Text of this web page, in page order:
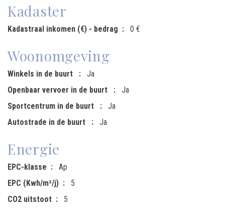
Kadaster
Kadastraal inkomen (€) - bedrag 0 €
Woonomgeving
Winkels in de buurt
Ja
Openbaar vervoer in de buurt
Ja
Sportcentrum in de buurt
Ja
Autostrade in de buurt
Ja
Energie
EPC-klasse
Ap
EPC (Kwh/m²/j)
5
CO2 uitstoot
5